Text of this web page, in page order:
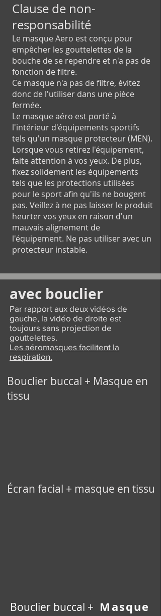
Clause de non-
responsabilité
Le masque Aero est conçu pour
empêcher les gouttelettes de la
bouche de se rependre et n'a pas de
fonction de filtre.
Ce masque n'a pas de filtre, évitez
donc de l'utiliser dans une pièce
fermée.
Le masque aéro est porté à
l'intérieur d'équipements sportifs
tels qu'un masque protecteur (MEN).
Lorsque vous retirez l'équipement,
faite attention à vos yeux. De plus,
fixez solidement les équipements
tels que les protections utilisées
pour le sport afin qu'ils ne bougent
pas. Veillez à ne pas laisser le produit
heurter vos yeux en raison d'un
mauvais alignement de
l'équipement. Ne pas utiliser avec un
protecteur instable.​
avec bouclier
Par rapport aux deux vidéos de
gauche, la vidéo de droite est
toujours sans projection de
gouttelettes.
Les aéromasques facilitent la
respiration.
Bouclier buccal + Masque en
tissu
Écran facial + masque en tissu
Bouclier buccal + Masque